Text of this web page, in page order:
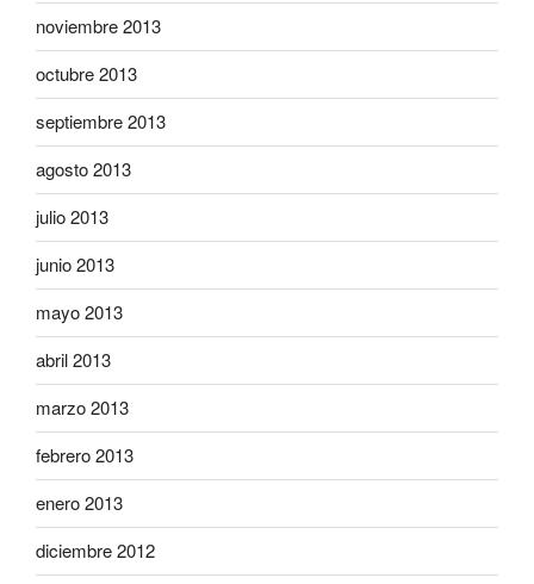
noviembre 2013
octubre 2013
septiembre 2013
agosto 2013
julio 2013
junio 2013
mayo 2013
abril 2013
marzo 2013
febrero 2013
enero 2013
diciembre 2012